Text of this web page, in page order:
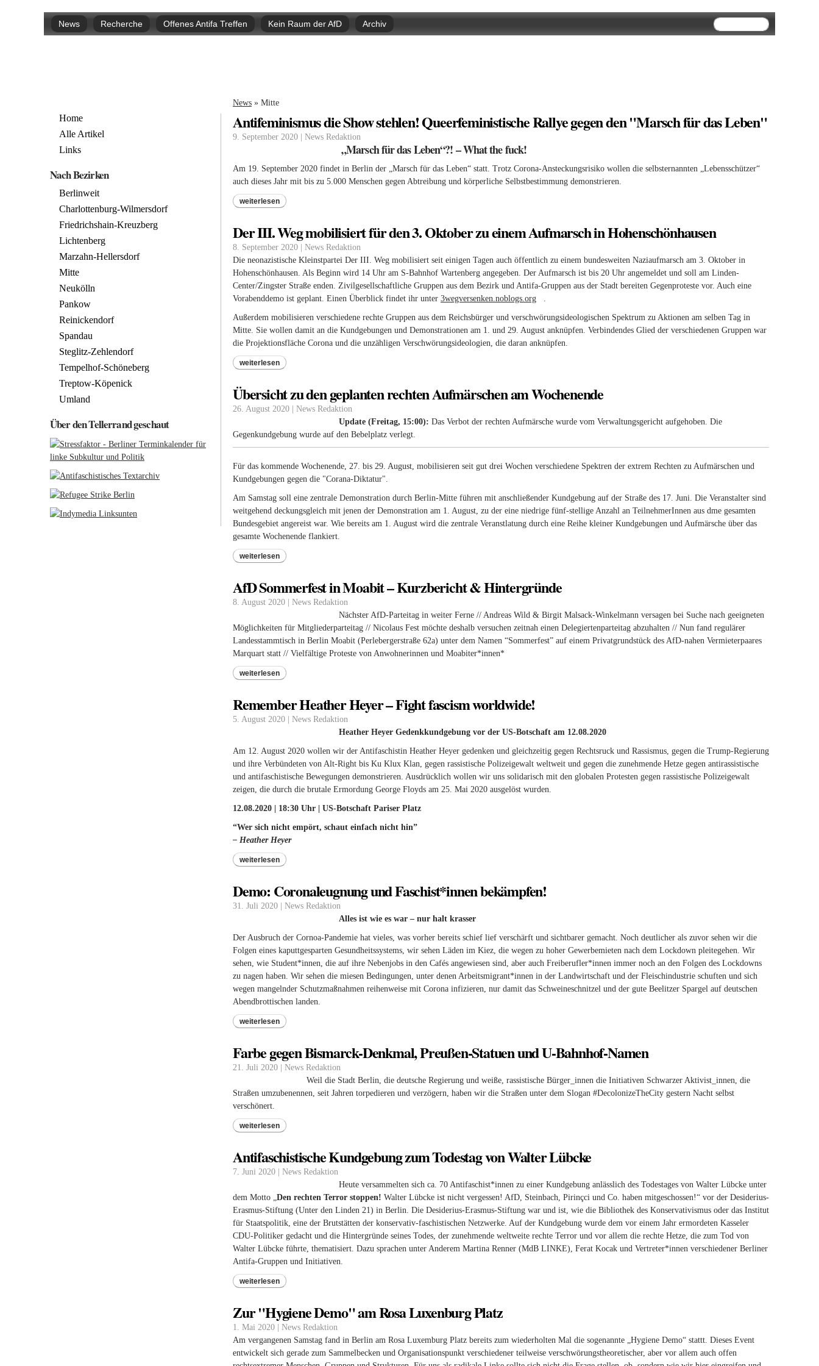
zum
Inhalt
Hauptmenü
News Recherche Offenes Antifa Treffen Kein Raum der AfD Archiv Suchformular
Suche
Sie sind hier
News » Mitte
Home
Alle Artikel
Links
Nach Bezirken
Berlinweit
Charlottenburg-Wilmersdorf
Friedrichshain-Kreuzberg
Lichtenberg
Marzahn-Hellersdorf
Mitte
Neukölln
Pankow
Reinickendorf
Spandau
Steglitz-Zehlendorf
Tempelhof-Schöneberg
Treptow-Köpenick
Umland
Über den Tellerrand geschaut
Antifeminismus die Show stehlen! Queerfeministische Rallye gegen den "Marsch für das Leben"
9. September 2020 | News Redaktion
„Marsch für das Leben“?! – What the fuck!
Am 19. September 2020 findet in Berlin der „Marsch für das Leben“ statt. Trotz Corona-Ansteckungsrisiko wollen die selbsternannten „Lebensschützer“
auch dieses Jahr mit bis zu 5.000 Menschen gegen Abtreibung und körperliche Selbstbestimmung demonstrieren.
weiterlesen
Der III. Weg mobilisiert für den 3. Oktober zu einem Aufmarsch in Hohenschönhausen
8. September 2020 | News Redaktion
Die neonazistische Kleinstpartei Der III. Weg mobilisiert seit einigen Tagen auch öffentlich zu einem bundesweiten Naziaufmarsch am 3. Oktober in
Hohenschönhausen. Als Beginn wird 14 Uhr am S-Bahnhof Wartenberg angegeben. Der Aufmarsch ist bis 20 Uhr angemeldet und soll am Linden-
Center/Zingster Straße enden. Zivilgesellschaftliche Gruppen aus dem Bezirk und Antifa-Gruppen aus der Stadt bereiten Gegenproteste vor. Auch eine
Vorabenddemo ist geplant. Einen Überblick findet ihr unter 3wegversenken.noblogs.org (link is external)
.
Außerdem mobilisieren verschiedene rechte Gruppen aus dem Reichsbürger und verschwörungsideologischen Spektrum zu Aktionen am selben Tag in
Mitte. Sie wollen damit an die Kundgebungen und Demonstrationen am 1. und 29. August anknüpfen. Verbindendes Glied der verschiedenen Gruppen war
die Projektionsfläche Corona und die unzähligen Verschwörungsideologien, die daran anknüpfen.
weiterlesen
Übersicht zu den geplanten rechten Aufmärschen am Wochenende
26. August 2020 | News Redaktion
Update (Freitag, 15:00): Das Verbot der rechten Aufmärsche wurde vom Verwaltungsgericht aufgehoben. Die
Gegenkundgebung wurde auf den Bebelplatz verlegt.
Für das kommende Wochenende, 27. bis 29. August, mobilisieren seit gut drei Wochen verschiedene Spektren der extrem Rechten zu Aufmärschen und
Kundgebungen gegen die "Corana-Diktatur".
Am Samstag soll eine zentrale Demonstration durch Berlin-Mitte führen mit anschließender Kundgebung auf der Straße des 17. Juni. Die Veranstalter sind
weitgehend deckungsgleich mit jenen der Demonstration am 1. August, zu der eine niedrige fünf-stellige Anzahl an TeilnehmerInnen aus dme gesamten
Bundesgebiet angereist war. Wie bereits am 1. August wird die zentrale Veranstlatung durch eine Reihe kleiner Kundgebungen und Aufmärsche über das
gesamte Wochenende flankiert.
weiterlesen
AfD Sommerfest in Moabit – Kurzbericht & Hintergründe
8. August 2020 | News Redaktion
Nächster AfD-Parteitag in weiter Ferne // Andreas Wild & Birgit Malsack-Winkelmann versagen bei Suche nach geeigneten
Möglichkeiten für Mitgliederparteitag // Nicolaus Fest möchte deshalb versuchen zeitnah einen Delegiertenparteitag abzuhalten // Nun fand regulärer
Landesstammtisch in Berlin Moabit (Perlebergerstraße 62a) unter dem Namen “Sommerfest” auf einem Privatgrundstück des AfD-nahen Vermieterpaares
Marquart statt // Vielfältige Proteste von Anwohnerinnen und Moabiter*innen*
weiterlesen
Remember Heather Heyer – Fight fascism worldwide!
5. August 2020 | News Redaktion
Heather Heyer Gedenkkundgebung vor der US-Botschaft am 12.08.2020
Am 12. August 2020 wollen wir der Antifaschistin Heather Heyer gedenken und gleichzeitig gegen Rechtsruck und Rassismus, gegen die Trump-Regierung
und ihre Verbündeten von Alt-Right bis Ku Klux Klan, gegen rassistische Polizeigewalt weltweit und gegen die zunehmende Hetze gegen antirassistische
und antifaschistische Bewegungen demonstrieren. Ausdrücklich wollen wir uns solidarisch mit den globalen Protesten gegen rassistische Polizeigewalt
zeigen, die durch die brutale Ermordung George Floyds am 25. Mai 2020 ausgelöst wurden.
12.08.2020 | 18:30 Uhr | US-Botschaft Pariser Platz
“Wer sich nicht empört, schaut einfach nicht hin”
– Heather Heyer
weiterlesen
Demo: Coronaleugnung und Faschist*innen bekämpfen!
31. Juli 2020 | News Redaktion
Alles ist wie es war – nur halt krasser
Der Ausbruch der Cornoa-Pandemie hat vieles, was vorher bereits schief lief verschärft und sichtbarer gemacht. Noch deutlicher als zuvor sehen wir die
Folgen eines kaputtgesparten Gesundheitssystems, wir sehen Läden im Kiez, die wegen zu hoher Gewerbemieten nach dem Lockdown pleitegehen. Wir
sehen, wie Student*innen, die auf ihre Nebenjobs in den Cafés angewiesen sind, aber auch Freiberufler*innen immer noch an den Folgen des Lockdowns
zu nagen haben. Wir sehen die miesen Bedingungen, unter denen Arbeitsmigrant*innen in der Landwirtschaft und der Fleischindustrie schuften und sich
wegen mangelnder Schutzmaßnahmen reihenweise mit Corona infizieren, nur damit das Schweineschnitzel und der gute Beelitzer Spargel auf deutschen
Abendbrottischen landen.
weiterlesen
Farbe gegen Bismarck-Denkmal, Preußen-Statuen und U-Bahnhof-Namen
21. Juli 2020 | News Redaktion
Weil die Stadt Berlin, die deutsche Regierung und weiße, rassistische Bürger_innen die Initiativen Schwarzer Aktivist_innen, die
Straßen umzubenennen, seit Jahren torpedieren und verzögern, haben wir die Straßen unter dem Slogan #DecolonizeTheCity gestern Nacht selbst
verschönert.
weiterlesen
Antifaschistische Kundgebung zum Todestag von Walter Lübcke
7. Juni 2020 | News Redaktion
Heute versammelten sich ca. 70 Antifaschist*innen zu einer Kundgebung anlässlich des Todestages von Walter Lübcke unter
dem Motto „Den rechten Terror stoppen! Walter Lübcke ist nicht vergessen! AfD, Steinbach, Pirinçci und Co. haben mitgeschossen!“ vor der Desiderius-
Erasmus-Stiftung (Unter den Linden 21) in Berlin. Die Desiderius-Erasmus-Stiftung war und ist, wie die Bibliothek des Konservativismus oder das Institut
für Staatspolitik, eine der Brutstätten der konservativ-faschistischen Netzwerke. Auf der Kundgebung wurde dem vor einem Jahr ermordeten Kasseler
CDU-Politiker gedacht und die Hintergründe seines Todes, der zunehmende weltweite rechte Terror und vor allem die rechte Hetze, die zum Tod von
Walter Lübcke führte, thematisiert. Dazu sprachen unter Anderem Martina Renner (MdB LINKE), Ferat Kocak und Vertreter*innen verschiedener Berliner
Antifa-Gruppen und Initiativen.
weiterlesen
Zur "Hygiene Demo" am Rosa Luxenburg Platz
1. Mai 2020 | News Redaktion
Am vergangenen Samstag fand in Berlin am Rosa Luxemburg Platz bereits zum wiederholten Mal die sogenannte „Hygiene Demo“ stattt. Dieses Event
entwickelt sich gerade zum Sammelbecken und Organisationspunkt verschiedener teilweise verschwörungstheoretischer, aber vor allem auch offen